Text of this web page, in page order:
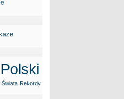
Świata Rekordy